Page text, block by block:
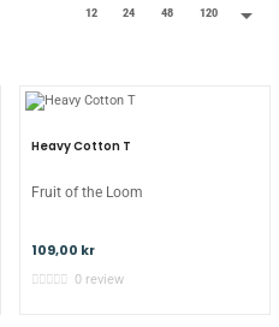
12 24 48 120 
Heavy Cotton T
Fruit of the Loom
109,00 kr
0 review